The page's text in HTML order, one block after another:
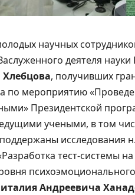
научных
деятеля
Хлебцова, получивших
по мероприятию
Президентской
учеными, в том
исследования
тест-системы
Андреевича